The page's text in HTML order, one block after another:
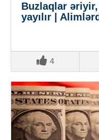
Buzlaqlar
yayılır |
4